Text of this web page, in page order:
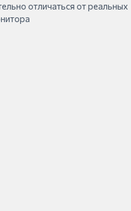
отличаться от реальных